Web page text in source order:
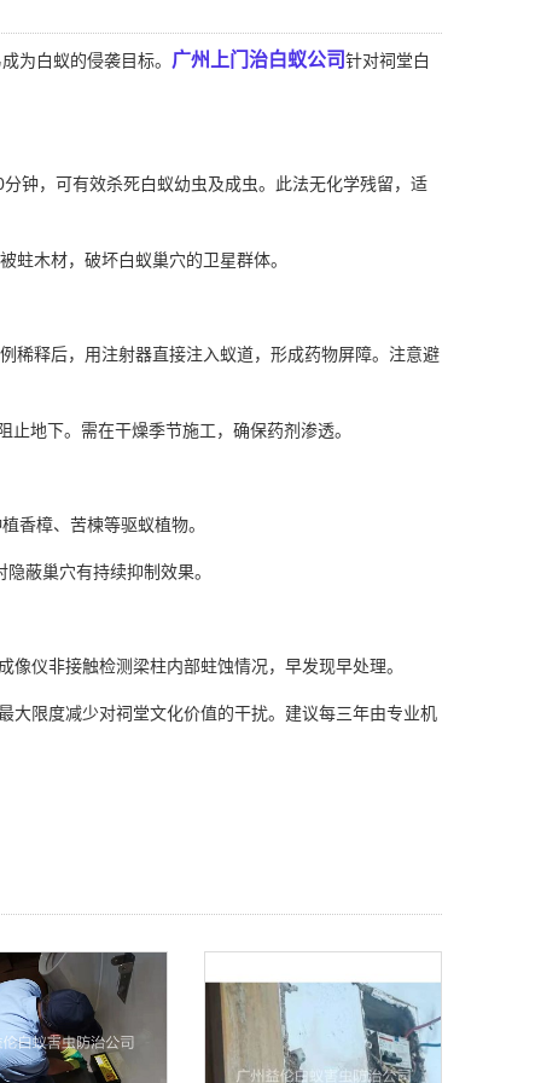
为白蚁的侵袭目标。 广州上门治白蚁公司针对祠堂白
，可有效杀死白蚁幼虫及成虫。此法无化学残留，适
蛀木材，破坏白蚁巢穴的卫星群体。
释后，用注射器直接注入蚁道，形成药物屏障。注意避
地下。需在干燥季节施工，确保药剂渗透。
香樟、苦楝等驱蚁植物。
蔽巢穴有持续抑制效果。
像仪非接触检测梁柱内部蛀蚀情况，早发现早处理。
限度减少对祠堂文化价值的干扰。建议每三年由专业机